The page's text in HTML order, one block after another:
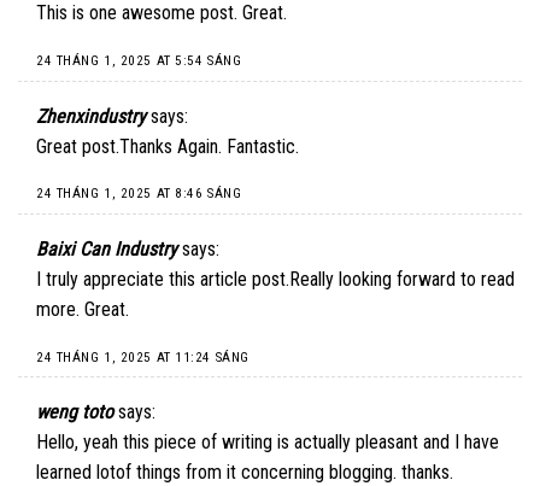
This is one awesome post. Great.
24 THÁNG 1, 2025 AT 5:54 SÁNG
Zhenxindustry says:
Great post.Thanks Again. Fantastic.
24 THÁNG 1, 2025 AT 8:46 SÁNG
Baixi Can Industry says:
I truly appreciate this article post.Really looking forward to read
more. Great.
24 THÁNG 1, 2025 AT 11:24 SÁNG
weng toto says:
Hello, yeah this piece of writing is actually pleasant and I have
learned lotof things from it concerning blogging. thanks.